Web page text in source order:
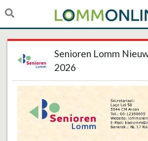
Senioren Lomm
2026